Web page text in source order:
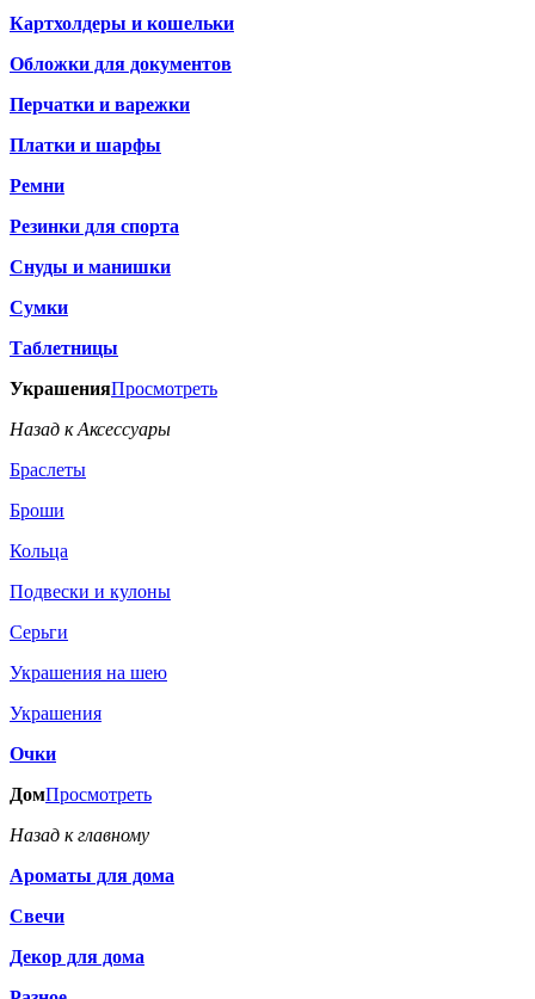
Картхолдеры и кошельки
Обложки для документов
Перчатки и варежки
Платки и шарфы
Ремни
Резинки для спорта
Снуды и манишки
Сумки
Таблетницы
УкрашенияПросмотреть
Назад к Аксессуары
Браслеты
Броши
Кольца
Подвески и кулоны
Серьги
Украшения на шею
Украшения
Очки
ДомПросмотреть
Назад к главному
Ароматы для дома
Свечи
Декор для дома